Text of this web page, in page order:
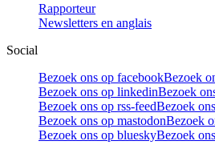
Rapporteur
Newsletters en anglais
Social
Bezoek ons op facebookBezoek
Bezoek ons op linkedinBezoek
Bezoek ons op rss-feedBezoek
Bezoek ons op mastodonBezoek
Bezoek ons op blueskyBezoek